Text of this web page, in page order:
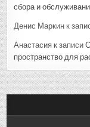
сбора и
Денис Маркин к
Анастасия к записи
пространство для